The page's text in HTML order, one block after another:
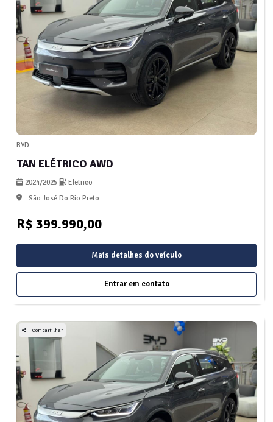
BYD
TAN ELÉTRICO AWD
2024/2025
Eletrico
São José Do Rio Preto
R$ 399.990,00
Mais detalhes do veículo
Entrar em contato
Compartilhar